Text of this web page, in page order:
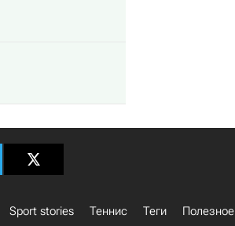
Sport stories Теннис Теги Полезное